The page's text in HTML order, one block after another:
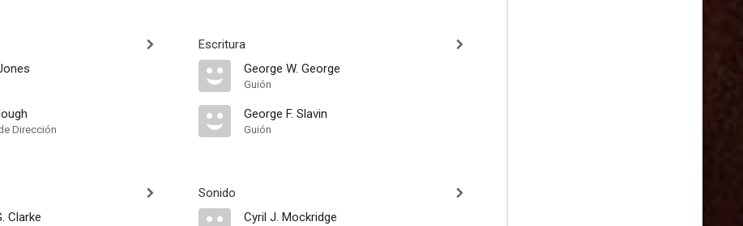
Dirección
Clarke
Escritura
George W. George
Guión
George F. Slavin
Guión
Sonido
Cyril J. Mockridge